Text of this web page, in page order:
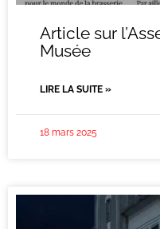
Article sur
Musée
LIRE LA SUITE »
18 mars 2025